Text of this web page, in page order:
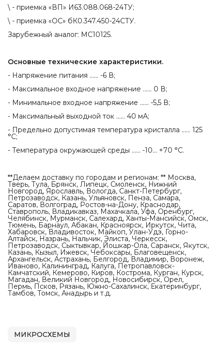
\ - приемка «ВП» И63.088.068-24ТУ;
\ - приемка «ОС» бК0.347.450-24СТУ.
Зарубежный аналог: MC10125.
Основные технические характеристики.
- Напряжение питания ...... -6 В;
- Максимальное входное напряжение ...... 0 В;
- Минимальное входное напряжение ...... -5,5 В;
- Максимальный выходной ток ...... 40 мА;
- Предельно допустимая температура кристалла ...... 125
°С;
- Температура окружающей среды ...... -10... +70 °С.
**Делаем доставку по городам и регионам: ** Москва,
Тверь, Тула, Брянск, Липецк, Смоленск, Нижний
Новгород, Ярославль, Вологда, Санкт-Петербург,
Петрозаводск, Казань, Ульяновск, Пенза, Самара,
Саратов, Волгоград, Ростов-на-Дону, Краснодар,
Ставрополь, Владикавказ, Махачкала, Уфа, Оренбург,
Челябинск, Мурманск, Салехард, Ханты-Мансийск, Омск,
Тюмень, Барнаул, Абакан, Красноярск, Иркутск, Чита,
Хабаровск, Владивосток, Майкоп, Улан-Удэ, Горно-
Алтайск, Назрань, Нальчик, Элиста, Черкесск,
Петрозаводск, Сыктывкар, Йошкар-Ола, Саранск, Якутск,
Казань, Кызыл, Ижевск, Чебоксары, Благовещенск,
Архангельск, Астрахань, Белгород, Владимир, Воронеж,
Иваново, Калининград, Калуга, Петропавловск-
Камчатский, Кемерово, Киров, Кострома, Курган, Курск,
Магадан, Великий Новгород, Новосибирск, Орел,
Пермь, Псков, Рязань, Южно-Сахалинск, Екатеринбург,
Тамбов, Томск, Анадырь и т.д.
МИКРОСХЕМЫ